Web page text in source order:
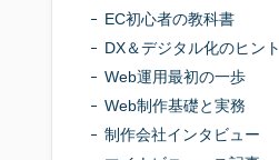
EC初心者の教科書
DX＆デジタル化のヒント
Web運用最初の一歩
Web制作基礎と実務
制作会社インタビュー